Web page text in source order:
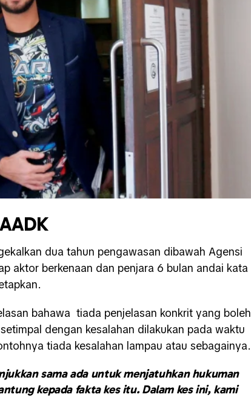
dua tahun pengawasan dibawah Agensi
aktor berkenaan dan penjara 6 bulan andai kata
bahawa tiada penjelasan konkrit yang boleh
dengan kesalahan dilakukan pada waktu
tiada kesalahan lampau atau sebagainya.
sama ada untuk menjatuhkan hukuman
kepada fakta kes itu. Dalam kes ini, kami